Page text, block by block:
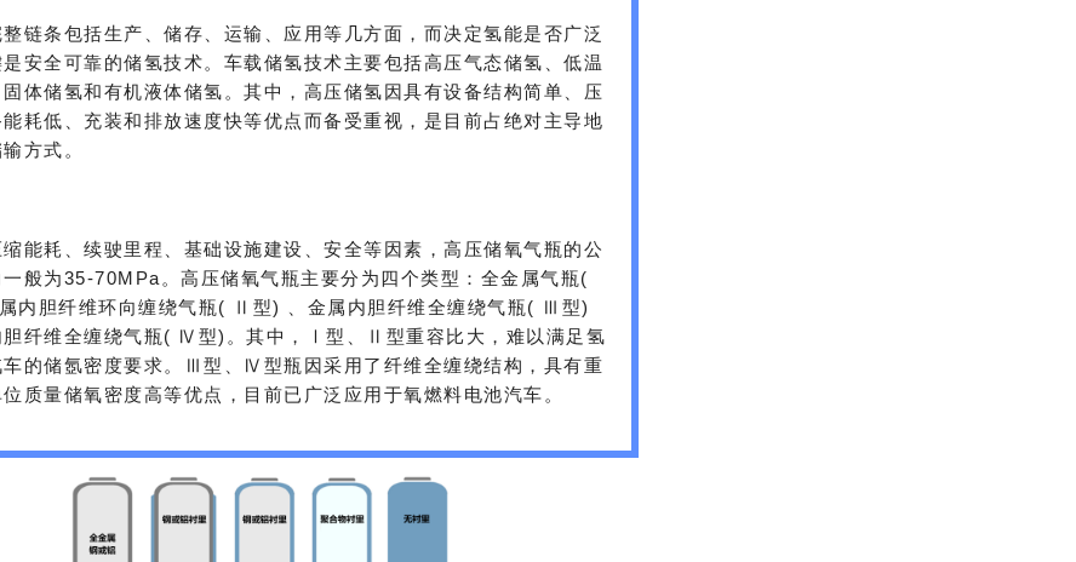
链条包括生产、储存、运输、应用等几方面，而决定氢能是否广泛
安全可靠的储氢技术。车载储氢技术主要包括高压气态储氢、低温
体储氢和有机液体储氢。其中，高压储氢因具有设备结构简单、压
耗低、充装和排放速度快等优点而备受重视，是目前占绝对主导地
方式。
能耗、续驶里程、基础设施建设、安全等因素，高压储氧气瓶的公
般为35-70MPa。高压储氧气瓶主要分为四个类型：全金属气瓶(
内胆纤维环向缠绕气瓶( Ⅱ型) 、金属内胆纤维全缠绕气瓶( Ⅲ型)
胆纤维全缠绕气瓶( Ⅳ型)。其中，Ⅰ型、Ⅱ型重容比大，难以满足氢
车的储氬密度要求。Ⅲ型、Ⅳ型瓶因采用了纤维全缠绕结构，具有重
质量储氧密度高等优点，目前已广泛应用于氧燃料电池汽车。